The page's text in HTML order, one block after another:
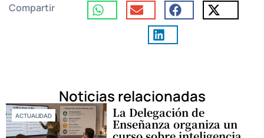
Compartir
Noticias relacionadas
ACTUALIDAD La Delegación de
Enseñanza organiza un